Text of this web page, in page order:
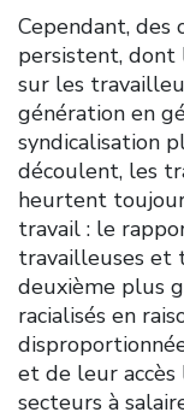
Cependant, des
persistent, dont
sur les
génération en
syndicalisation
découlent, les
heurtent
travail : le
travailleuses et
deuxième plus
racialisés en
et de leur
secteurs à